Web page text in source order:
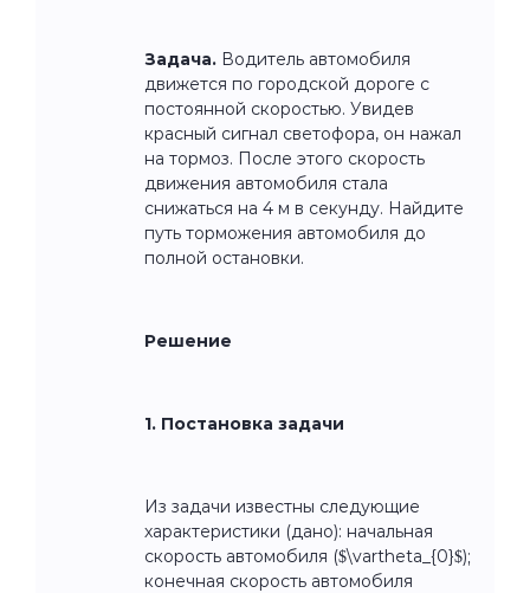
Задача. Водитель автомобиля
движется по городской дороге с
постоянной скоростью. Увидев
красный сигнал светофора, он нажал
на тормоз. После этого скорость
движения автомобиля стала
снижаться на 4 м в секунду. Найдите
путь торможения автомобиля до
полной остановки.
Решение
1. Постановка задачи
Из задачи известны следующие
характеристики (дано): начальная
скорость автомобиля ($\vartheta_{0}$);
конечная скорость автомобиля